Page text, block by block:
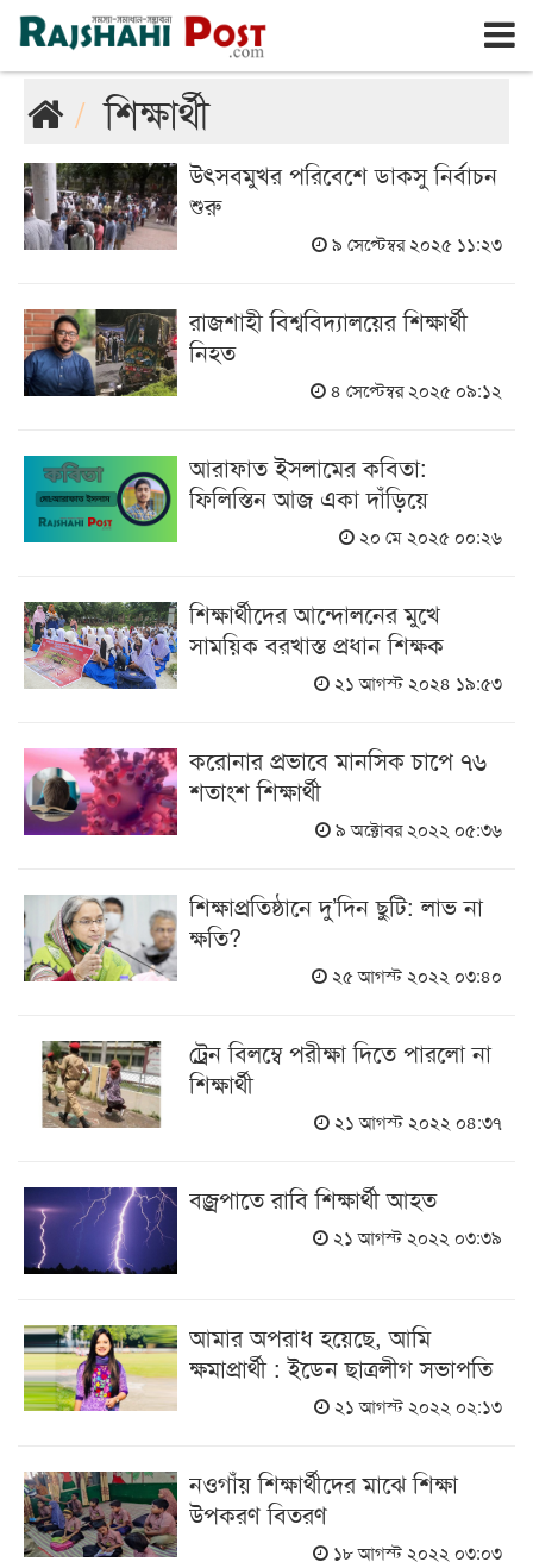
রাজশাহী শুক্রবার, ৭ই আগস্ট ২০২৬, ২৪শে শ্রাবণ ১৪৩৩
শিক্ষার্থী
উৎসবমুখর পরিবেশে ডাকসু নির্বাচন
শুরু
৯ সেপ্টেম্বর ২০২৫ ১১:২৩
রাজশাহী বিশ্ববিদ্যালয়ের শিক্ষার্থী
নিহত
৪ সেপ্টেম্বর ২০২৫ ০৯:১২
আরাফাত ইসলামের কবিতা:
ফিলিস্তিন আজ একা দাঁড়িয়ে
২০ মে ২০২৫ ০০:২৬
শিক্ষার্থীদের আন্দোলনের মুখে
সাময়িক বরখাস্ত প্রধান শিক্ষক
২১ আগস্ট ২০২৪ ১৯:৫৩
করোনার প্রভাবে মানসিক চাপে ৭৬
শতাংশ শিক্ষার্থী
৯ অক্টোবর ২০২২ ০৫:৩৬
শিক্ষাপ্রতিষ্ঠানে দু’দিন ছুটি: লাভ না
ক্ষতি?
২৫ আগস্ট ২০২২ ০৩:৪০
ট্রেন বিলম্বে পরীক্ষা দিতে পারলো না
শিক্ষার্থী
২১ আগস্ট ২০২২ ০৪:৩৭
বজ্রপাতে রাবি শিক্ষার্থী আহত
২১ আগস্ট ২০২২ ০৩:৩৯
আমার অপরাধ হয়েছে, আমি
ক্ষমাপ্রার্থী : ইডেন ছাত্রলীগ সভাপতি
২১ আগস্ট ২০২২ ০২:১৩
নওগাঁয় শিক্ষার্থীদের মাঝে শিক্ষা
উপকরণ বিতরণ
১৮ আগস্ট ২০২২ ০৩:০৩